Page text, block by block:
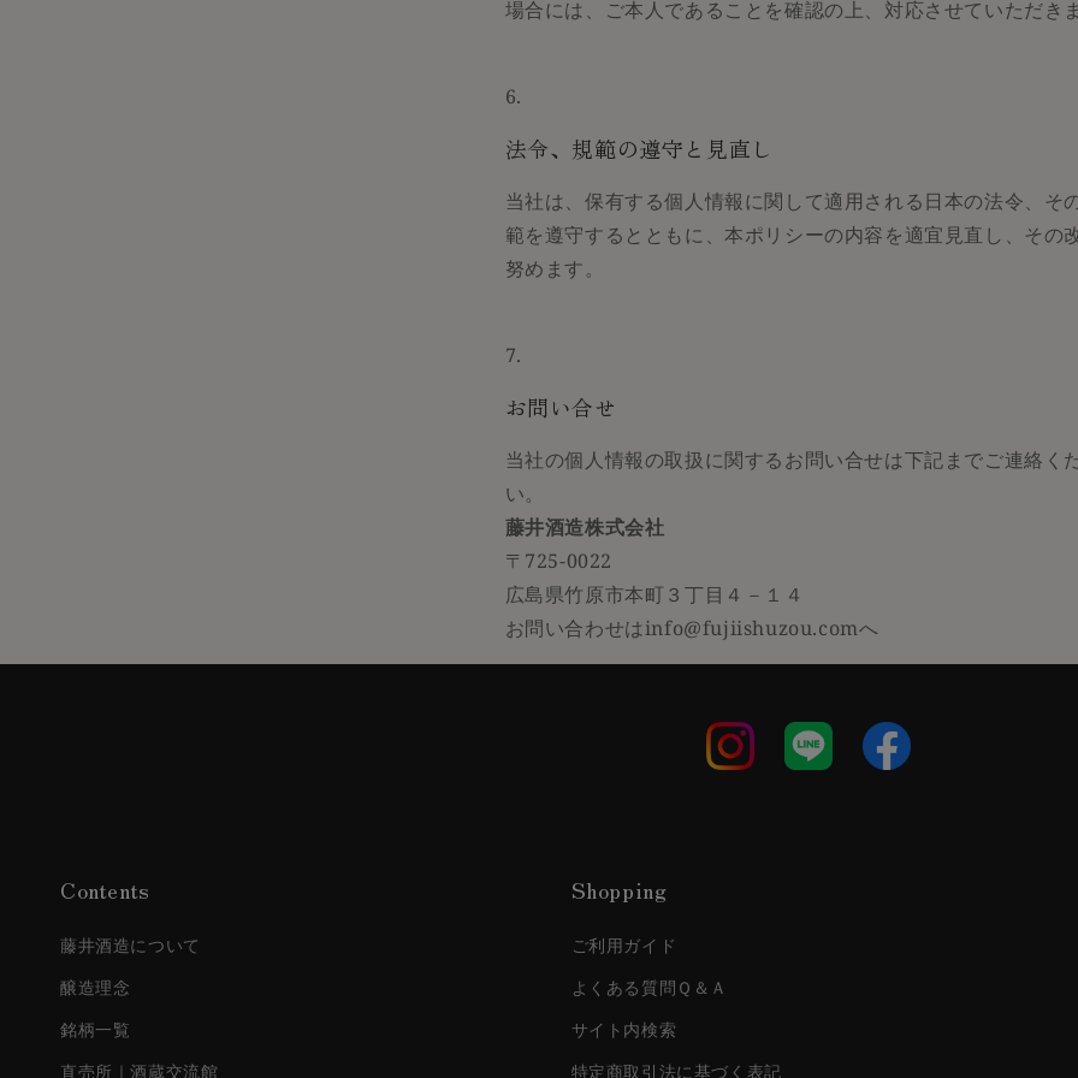
場合には、ご本人であることを確認の上、対応させていただきま
法令、規範の遵守と見直し
当社は、保有する個人情報に関して適用される日本の法令、そ
範を遵守するとともに、本ポリシーの内容を適宜見直し、その
努めます。
お問い合せ
当社の個人情報の取扱に関するお問い合せは下記までご連絡く
い。
藤井酒造株式会社
〒725-0022
広島県竹原市本町３丁目４－１４
お問い合わせはinfo@fujiishuzou.comへ
Contents
藤井酒造について
醸造理念
銘柄一覧
直売所｜酒蔵交流館
Shopping
ご利用ガイド
よくある質問Ｑ＆Ａ
サイト内検索
特定商取引法に基づく表記